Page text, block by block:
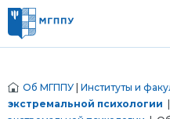
Об МГППУ Институты и
экстремальной психологии